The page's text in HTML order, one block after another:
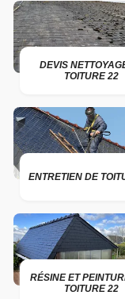
DEVIS
TOITURE 22
ENTRETIEN DE
RÉSINE ET
TOITURE 22